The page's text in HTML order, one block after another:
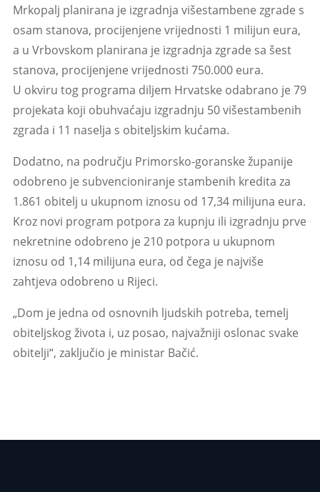
Mrkopalj planirana je izgradnja višestambene zgrade s
osam stanova, procijenjene vrijednosti 1 milijun eura,
a u Vrbovskom planirana je izgradnja zgrade sa šest
stanova, procijenjene vrijednosti 750.000 eura.
U okviru tog programa diljem Hrvatske odabrano je 79
projekata koji obuhvaćaju izgradnju 50 višestambenih
zgrada i 11 naselja s obiteljskim kućama.
Dodatno, na području Primorsko-goranske županije
odobreno je subvencioniranje stambenih kredita za
1.861 obitelj u ukupnom iznosu od 17,34 milijuna eura.
Kroz novi program potpora za kupnju ili izgradnju prve
nekretnine odobreno je 210 potpora u ukupnom
iznosu od 1,14 milijuna eura, od čega je najviše
zahtjeva odobreno u Rijeci.
„Dom je jedna od osnovnih ljudskih potreba, temelj
obiteljskog života i, uz posao, najvažniji oslonac svake
obitelji“, zaključio je ministar Bačić.